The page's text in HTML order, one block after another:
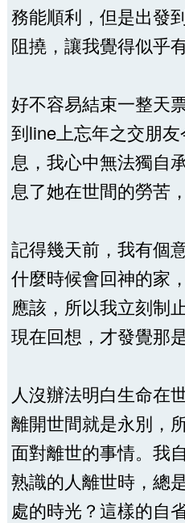
務能順利，但是出發
阻撓，讓我覺得似乎
好不容易結束一整天
到line上忘年之交朋
息，我心中無法獨自
息了她在世間的勞苦
記得幾天前，我有個
什麼時候會回神的家
應該，所以我立刻制
現在回想，才發覺那
人沒辦法明白生命在
離開世間就是永別，
面對離世的事情。我
熟識的人離世時，總
處的時光？這樣的自